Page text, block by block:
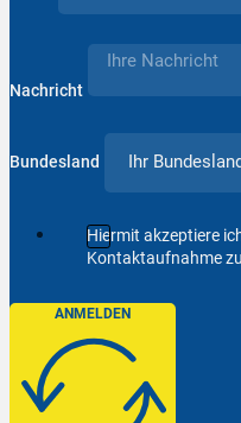
Nachricht
Bundesland
Hiermit akzeptiere
Kontaktaufnahme
ANMELDEN